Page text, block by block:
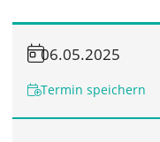
06.05.2025
Termin speichern